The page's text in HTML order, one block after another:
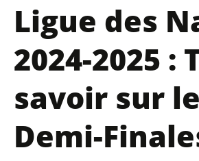
Ligue des
2024-2025 :
savoir sur
Demi-